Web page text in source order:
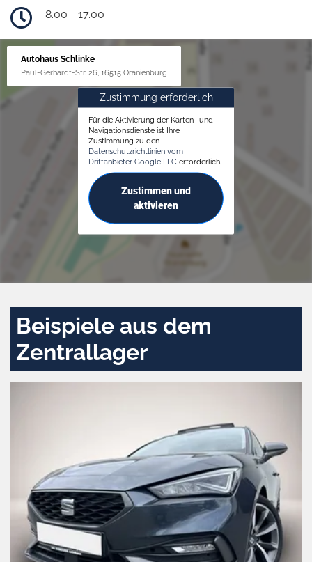
8.00 - 17.00
Autohaus Schlinke
Paul-Gerhardt-Str. 26, 16515 Oranienburg
Zustimmung erforderlich
Für die Aktivierung der Karten- und
Navigationsdienste ist Ihre
Zustimmung zu den
Datenschutzrichtlinien vom
Drittanbieter Google LLC erforderlich.
Zustimmen und
aktivieren
Beispiele aus dem
Zentrallager